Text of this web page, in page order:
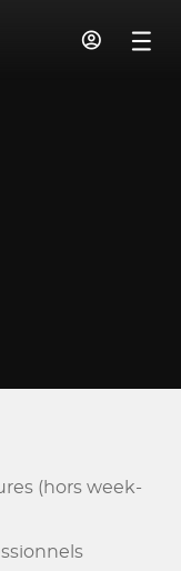
(hors week-